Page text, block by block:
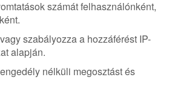
számát felhasználónként,
szabályozza a hozzáférést IP-
alapján.
nélküli megosztást és